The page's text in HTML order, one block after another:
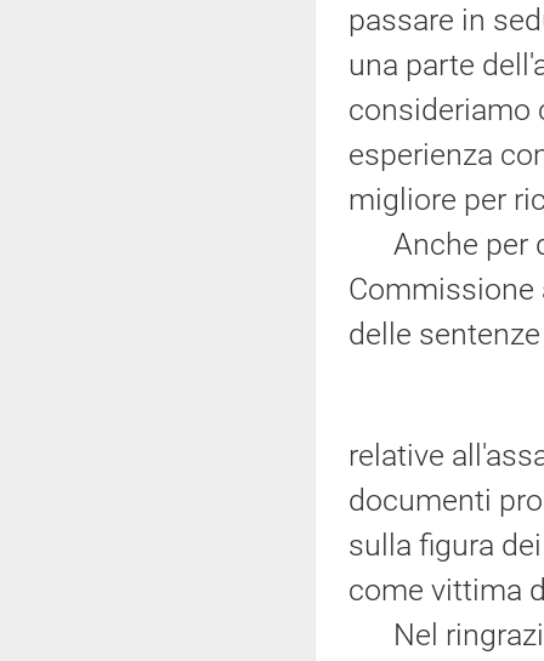
passare in
una parte
consideriamo
esperienza
migliore per
Anche per
Commissione
delle sentenze
relative
documenti
sulla figura
come vittima
Nel